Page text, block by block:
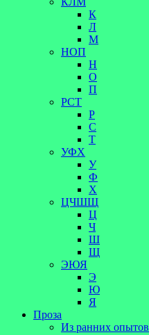
К
Л
М
НОП
Н
О
П
РСТ
Р
С
Т
УФХ
У
Ф
Х
ЦЧШЩ
Ц
Ч
Ш
Щ
ЭЮЯ
Э
Ю
Я
Проза
Из ранних опытов